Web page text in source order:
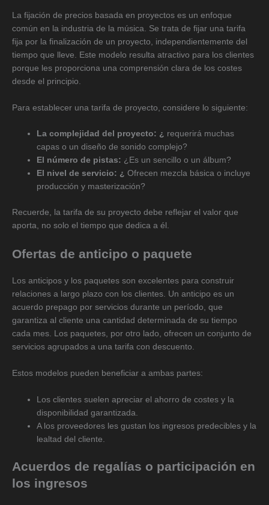
La fijación de precios basada en proyectos es un enfoque
común en la industria de la música. Se trata de fijar una tarifa
fija por la finalización de un proyecto, independientemente del
tiempo que lleve. Este modelo resulta atractivo para los clientes
porque les proporciona una comprensión clara de los costes
desde el principio.
Para establecer una tarifa de proyecto, considere lo siguiente:
La complejidad del proyecto: ¿ requerirá muchas
capas o un diseño de sonido complejo?
El número de pistas: ¿Es un sencillo o un álbum?
El nivel de servicio: ¿ Ofrecen mezcla básica o incluye
producción y masterización?
Recuerde, la tarifa de su proyecto debe reflejar el valor que
aporta, no solo el tiempo que dedica a él.
Ofertas de anticipo o paquete
Los anticipos y los paquetes son excelentes para construir
relaciones a largo plazo con los clientes. Un anticipo es un
acuerdo prepago por servicios durante un período, que
garantiza al cliente una cantidad determinada de su tiempo
cada mes. Los paquetes, por otro lado, ofrecen un conjunto de
servicios agrupados a una tarifa con descuento.
Estos modelos pueden beneficiar a ambas partes:
Los clientes suelen apreciar el ahorro de costes y la
disponibilidad garantizada.
A los proveedores les gustan los ingresos predecibles y la
lealtad del cliente.
Acuerdos de regalías o participación en
los ingresos